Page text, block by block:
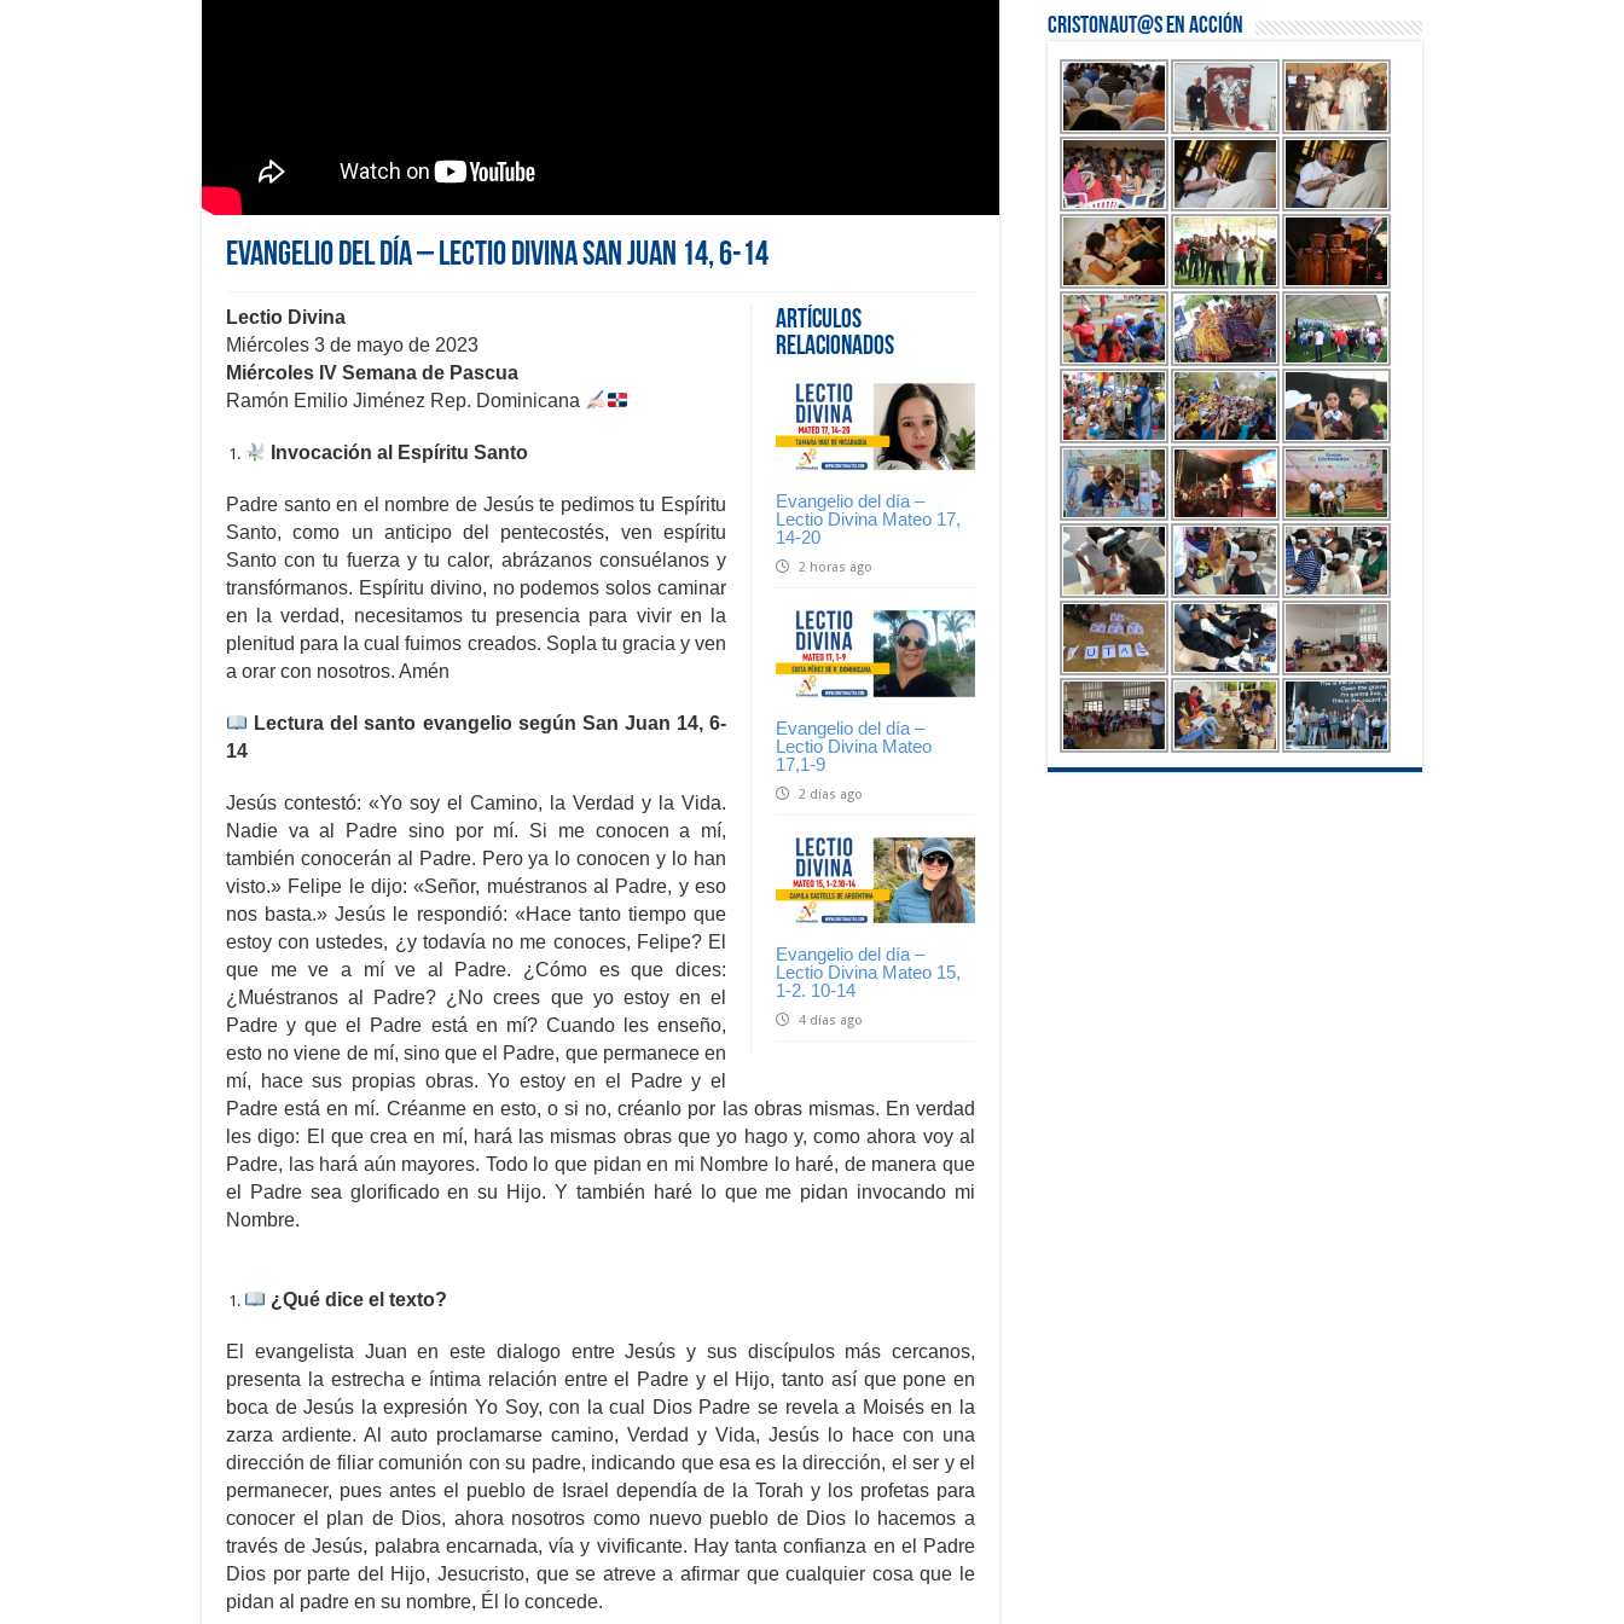
Evangelio del día – Lectio Divina San Juan 14, 6-14
Artículos
Relacionados
Evangelio del día –
Lectio Divina Mateo 17,
14-20
2 horas ago
Evangelio del día –
Lectio Divina Mateo
17,1-9
2 días ago
Evangelio del día –
Lectio Divina Mateo 15,
1-2. 10-14
4 días ago
Lectio Divina
Miércoles 3 de mayo de 2023
Miércoles IV Semana de Pascua
Ramón Emilio Jiménez Rep. Dominicana
Invocación al Espíritu Santo
Padre santo en el nombre de Jesús te pedimos tu Espíritu
Santo, como un anticipo del pentecostés, ven espíritu
Santo con tu fuerza y tu calor, abrázanos consuélanos y
transfórmanos. Espíritu divino, no podemos solos caminar
en la verdad, necesitamos tu presencia para vivir en la
plenitud para la cual fuimos creados. Sopla tu gracia y ven
a orar con nosotros. Amén
Lectura del santo evangelio según San Juan 14, 6-
14
Jesús contestó: «Yo soy el Camino, la Verdad y la Vida.
Nadie va al Padre sino por mí. Si me conocen a mí,
también conocerán al Padre. Pero ya lo conocen y lo han
visto.» Felipe le dijo: «Señor, muéstranos al Padre, y eso
nos basta.» Jesús le respondió: «Hace tanto tiempo que
estoy con ustedes, ¿y todavía no me conoces, Felipe? El
que me ve a mí ve al Padre. ¿Cómo es que dices:
¿Muéstranos al Padre? ¿No crees que yo estoy en el
Padre y que el Padre está en mí? Cuando les enseño,
esto no viene de mí, sino que el Padre, que permanece en
mí, hace sus propias obras. Yo estoy en el Padre y el
Padre está en mí. Créanme en esto, o si no, créanlo por las obras mismas. En verdad
les digo: El que crea en mí, hará las mismas obras que yo hago y, como ahora voy al
Padre, las hará aún mayores. Todo lo que pidan en mi Nombre lo haré, de manera que
el Padre sea glorificado en su Hijo. Y también haré lo que me pidan invocando mi
Nombre.
¿Qué dice el texto?
El evangelista Juan en este dialogo entre Jesús y sus discípulos más cercanos,
presenta la estrecha e íntima relación entre el Padre y el Hijo, tanto así que pone en
boca de Jesús la expresión Yo Soy, con la cual Dios Padre se revela a Moisés en la
zarza ardiente. Al auto proclamarse camino, Verdad y Vida, Jesús lo hace con una
dirección de filiar comunión con su padre, indicando que esa es la dirección, el ser y el
permanecer, pues antes el pueblo de Israel dependía de la Torah y los profetas para
conocer el plan de Dios, ahora nosotros como nuevo pueblo de Dios lo hacemos a
través de Jesús, palabra encarnada, vía y vivificante. Hay tanta confianza en el Padre
Dios por parte del Hijo, Jesucristo, que se atreve a afirmar que cualquier cosa que le
pidan al padre en su nombre, Él lo concede.
Cristonaut@s en Acción